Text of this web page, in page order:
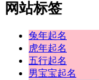
网站标签
兔年起名
虎年起名
五行起名
男宝宝起名